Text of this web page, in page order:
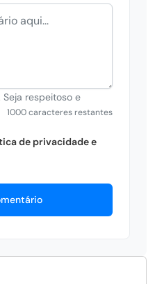
respeitoso e
1000 caracteres restantes
de privacidade e